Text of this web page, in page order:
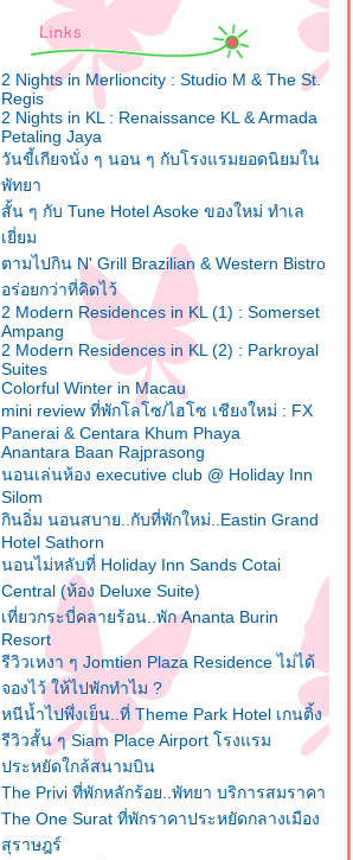
2 Nights in Merlioncity : Studio M & The St.
Regis
2 Nights in KL : Renaissance KL & Armada
Petaling Jaya
วันขี้เกียจนั่ง ๆ นอน ๆ กับโรงแรมยอดนิยมใน
พัทยา
สั้น ๆ กับ Tune Hotel Asoke ของใหม่ ทำเล
เยี่ยม
ตามไปกิน N' Grill Brazilian & Western Bistro
อร่อยกว่าที่คิดไว้
2 Modern Residences in KL (1) : Somerset
Ampang
2 Modern Residences in KL (2) : Parkroyal
Suites
Colorful Winter in Macau
mini review ที่พักโลโซ/ไฮโซ เชียงใหม่ : FX
Panerai & Centara Khum Phaya
Anantara Baan Rajprasong
นอนเล่นห้อง executive club @ Holiday Inn
Silom
กินอิ่ม นอนสบาย..กับที่พักใหม่..Eastin Grand
Hotel Sathorn
นอนไม่หลับที่ Holiday Inn Sands Cotai
Central (ห้อง Deluxe Suite)
เที่ยวกระบี่คลายร้อน..พัก Ananta Burin
Resort
รีวิวเหงา ๆ Jomtien Plaza Residence ไม่ได้
จองไว้ ให้ไปพักทำไม ?
หนีน้ำไปพึ่งเย็น..ที่ Theme Park Hotel เกนติ้ง
รีวิวสั้น ๆ Siam Place Airport โรงแรม
ประหยัดใกล้สนามบิน
The Privi ที่พักหลักร้อย..พัทยา บริการสมราคา
The One Surat ที่พักราคาประหยัดกลางเมือง
สุราษฎร์